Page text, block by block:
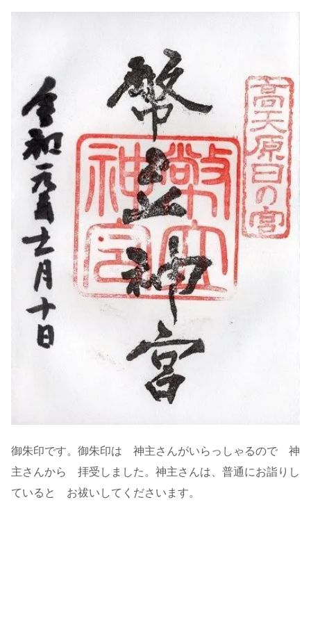
御朱印です。御朱印は 神主さんがいらっしゃるので 神
主さんから 拝受しました。神主さんは、普通にお詣りし
ていると お祓いしてくださいます。